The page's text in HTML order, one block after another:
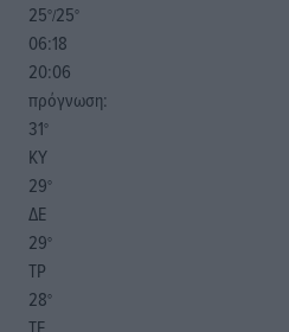
25°/25°
06:18
20:06
πρόγνωση:
31°
ΚΥ
29°
ΔΕ
29°
ΤΡ
28°